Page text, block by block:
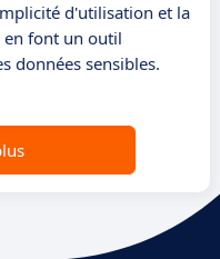
d'utilisation et la
en font un outil
données sensibles.